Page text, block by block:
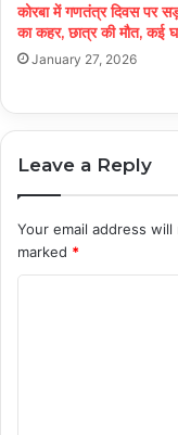
कोरबा में गणतंत्र दिवस पर
का कहर, छात्र की मौत, कई
January 27, 2026
Leave a Reply
Your email address
marked *